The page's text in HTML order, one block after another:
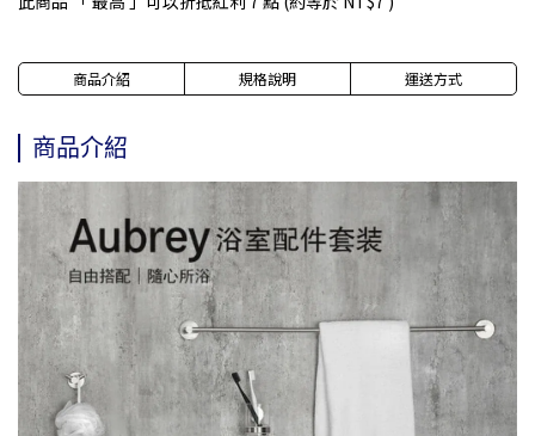
商品介紹 規格說明 運送方式
商品介紹